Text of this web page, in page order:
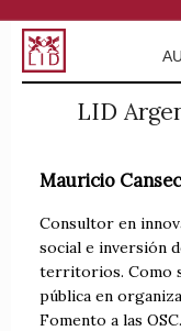
LID
Mauricio
Consultor en
social e inversión
territorios. Como
pública en
Fomento a las